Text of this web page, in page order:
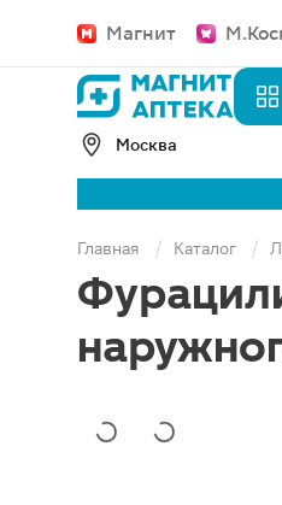
Магнит
Москва
Главная Каталог